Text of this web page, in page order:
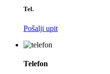
Tel.
Pošalji upit
Telefon